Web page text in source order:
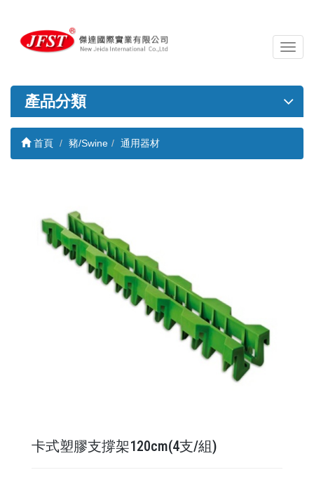
導
覽
關
產品分類
首頁 豬/Swine 通用器材
卡式塑膠支撐架120cm(4支/組)